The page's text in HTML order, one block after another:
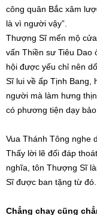
công quân Bắc xâm
là vì người vậy”.
Thượng Sĩ mến mộ
vấn Thiền sư Tiêu
hội được yếu chỉ nên
Sĩ lui về ấp Tịnh Bang,
người mà làm hưng
có phương tiện dạy
Vua Thánh Tông nghe
Thấy lời lẽ đối đáp
nghĩa, tôn Thượng Sĩ
Sĩ được ban tặng từ đó.
Chẳng chay cũng